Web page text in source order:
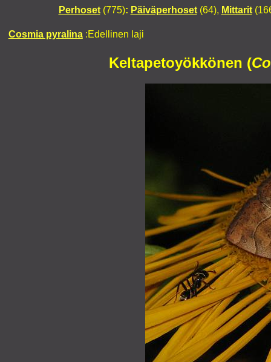
Perhoset(775): Päiväperhoset(64), Mittarit
Cosmia pyralina:Edellinen laji
Keltapetoyökkönen (